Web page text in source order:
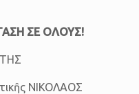
ΣΕ ΟΛΟΥΣ!
ΝΙΚΟΛΑΟΣ